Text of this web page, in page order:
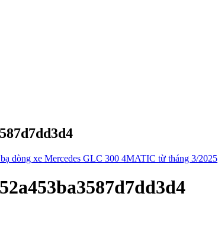
dòng xe Mercedes GLC 300 4MATIC từ tháng 3/2025